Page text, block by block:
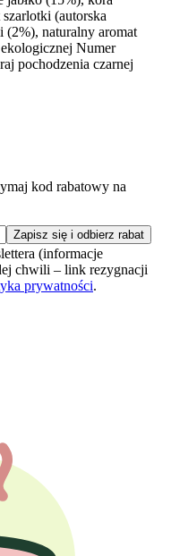
szarlotki (autorska
(2%), naturalny aromat
Numer
pochodzenia czarnej
kod rabatowy na
Zapisz się i odbierz rabat
(informacje
chwili – link rezygnacji
prywatności.